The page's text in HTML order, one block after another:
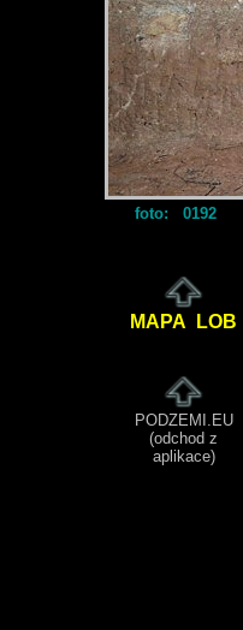
foto: 0192
MAPA LOB
PODZEMI.EU
(odchod z
aplikace)